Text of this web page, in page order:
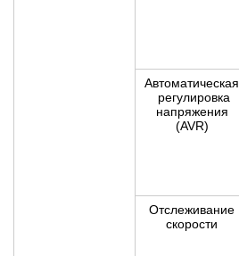
Автоматическая
регулировка
напряжения
(AVR)
Отслеживание
скорости